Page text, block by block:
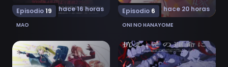
hace 16 horas
Episodio19
MAO
hace 20 horas
Episodio 6
ONI NO HANAYOME
Ver Mahou Shoujo Lyrical Nanoha EXCEEDS: Gun
Ver Yomi no Tsugai 18